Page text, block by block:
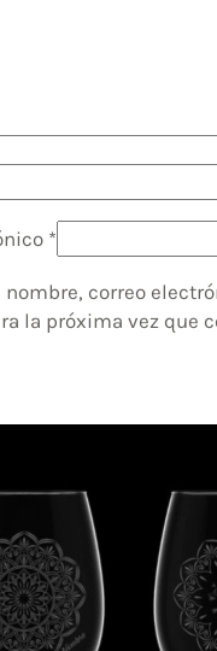
*
nombre, correo
la próxima vez que